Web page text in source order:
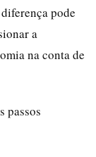
pode
a
na conta de
passos